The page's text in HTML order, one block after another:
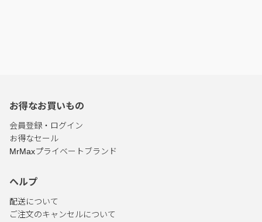
お得なお買いもの
会員登録・ログイン
お得なセール
MrMaxプライベートブランド
ヘルプ
配送について
ご注文のキャンセルについて